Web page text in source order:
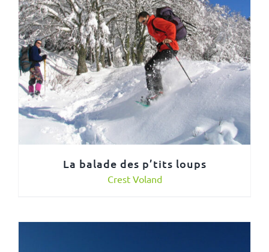
La balade des p’tits loups
Crest Voland